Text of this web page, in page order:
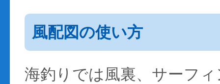
風配図の使い方
海釣りでは風裏、サーフ